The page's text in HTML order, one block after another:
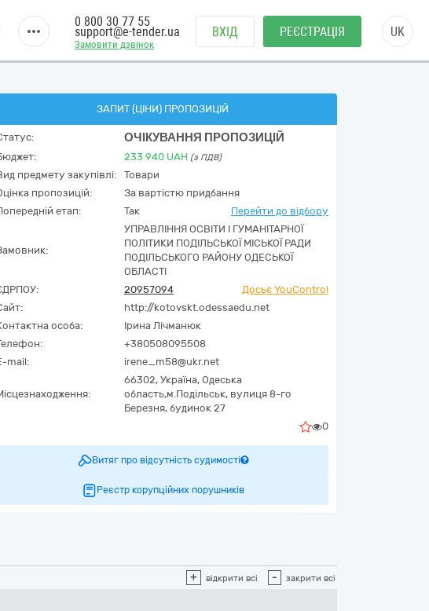
Замовити дзвінок
0 800 30 77 55
support@e-tender.ua ВХІД РЕЄСТРАЦІЯ UK
ЗАПИТ (ЦІНИ) ПРОПОЗИЦІЙ
ОЧІКУВАННЯ ПРОПОЗИЦІЙ
233 940 UAH (з ПДВ)
предмету закупівлі:
Товари
пропозицій:
За вартістю придбання
етап:
Так Перейти до відбору
УПРАВЛІННЯ ОСВІТИ І ГУМАНІТАРНОЇ
ПОЛІТИКИ ПОДІЛЬСЬКОЇ МІСЬКОЇ РАДИ
ПОДІЛЬСЬКОГО РАЙОНУ ОДЕСЬКОЇ
ОБЛАСТІ
20957094
Досьє YouControl
http://kotovskt.odessaedu.net
особа:
Ірина Лічманюк
+380508095508
mail:
irene_m58@ukr.net
66302, Україна, Одеська
область,м.Подільськ, вулиця 8-го
Березня, будинок 27
0
Витяг про відсутність судимості
Реєстр корупційних порушників
+ відкрити всі - закрити всі